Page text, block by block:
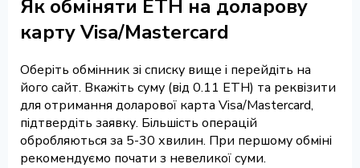
Як обміняти ETH на доларову
карту Visa/Mastercard
Оберіть обмінник зі списку вище і перейдіть на
його сайт. Вкажіть суму (від 0.11 ETH) та реквізити
для отримання доларової карта Visa/Mastercard,
підтвердіть заявку. Більшість операцій
обробляються за 5-30 хвилин. При першому обміні
рекомендуємо почати з невеликої суми.